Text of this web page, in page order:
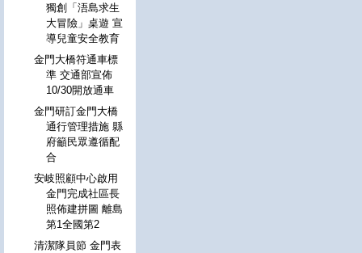
獨創「浯島求生
大冒險」桌遊 宣
導兒童安全教育
金門大橋符通車標
準 交通部宣佈
10/30開放通車
金門研訂金門大橋
通行管理措施 縣
府籲民眾遵循配
合
安岐照顧中心啟用
金門完成社區長
照佈建拼圖 離島
第1全國第2
清潔隊員節 金門表